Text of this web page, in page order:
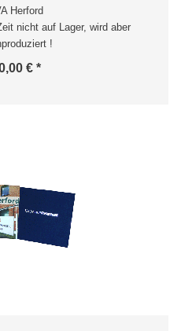
Herford
nicht auf Lager, wird aber
!
€ *